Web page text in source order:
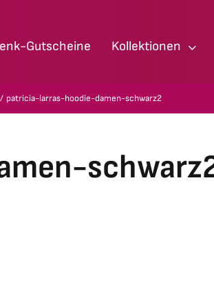
Gutscheine Kollektionen
patricia-larras-hoodie-damen-schwarz2